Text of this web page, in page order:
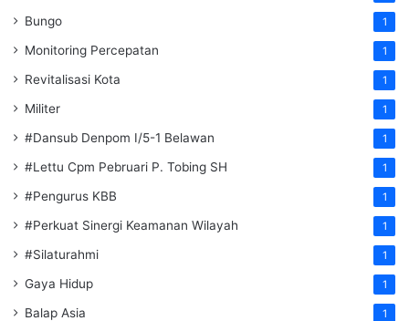
Bungo 1
Monitoring Percepatan 1
Revitalisasi Kota 1
Militer 1
#Dansub Denpom I/5-1 Belawan 1
#Lettu Cpm Pebruari P. Tobing SH 1
#Pengurus KBB 1
#Perkuat Sinergi Keamanan Wilayah 1
#Silaturahmi 1
Gaya Hidup 1
Balap Asia 1